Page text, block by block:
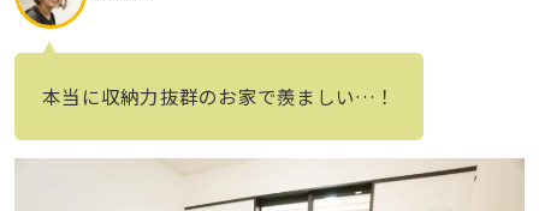
本当に収納力抜群のお家で羨ましい…！